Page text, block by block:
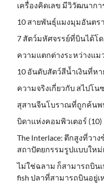
เครื่องคิดเลข มีวิวัฒนากา
10 สายพันธุ์แมงมุมอันตร
7 สัตว์มหัศจรรย์ที่บินได้โ
ความแตกต่างระหว่างแม
10 อันดับสัตว์สีน้ำเงินที่ห
ความจริงเกี่ยวกับ สไปโน
สุสานจีนโบราณที่ถูกค้นพ
บิดาแห่งคอมพิวเตอร์ (10)
The Interlace: ตึกสูงที่วา
สถาปัตยกรรมรูปแบบใหม่
ไม่ใช่ฉลาม ก็สามารถบิน
fish ปลาที่สามารถบินอยู่เ